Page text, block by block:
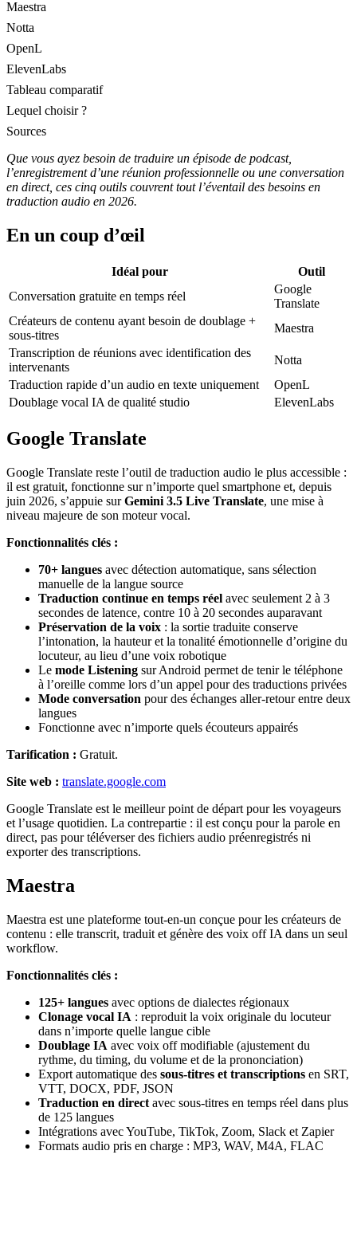
Maestra
Notta
OpenL
ElevenLabs
Tableau comparatif
Lequel choisir ?
Sources
Que vous ayez besoin de traduire un épisode de podcast,
l’enregistrement d’une réunion professionnelle ou une conversation
en direct, ces cinq outils couvrent tout l’éventail des besoins en
traduction audio en 2026.
En un coup d’œil
Idéal pour
Outil
Conversation gratuite en temps réel
Google
Translate
Créateurs de contenu ayant besoin de doublage +
sous-titres
Maestra
Transcription de réunions avec identification des
intervenants
Notta
Traduction rapide d’un audio en texte uniquement
OpenL
Doublage vocal IA de qualité studio
ElevenLabs
Google Translate
Google Translate reste l’outil de traduction audio le plus accessible :
il est gratuit, fonctionne sur n’importe quel smartphone et, depuis
juin 2026, s’appuie surGemini 3.5 Live Translate, une mise à
niveau majeure de son moteur vocal.
Fonctionnalités clés :
70+ langues avec détection automatique, sans sélection
manuelle de la langue source
Traduction continue en temps réel avec seulement 2 à 3
secondes de latence, contre 10 à 20 secondes auparavant
Préservation de la voix : la sortie traduite conserve
l’intonation, la hauteur et la tonalité émotionnelle d’origine du
locuteur, au lieu d’une voix robotique
Le mode Listening sur Android permet de tenir le téléphone
à l’oreille comme lors d’un appel pour des traductions privées
Mode conversation pour des échanges aller-retour entre deux
langues
Fonctionne avec n’importe quels écouteurs appairés
Tarification : Gratuit.
Site web : translate.google.com
Google Translate est le meilleur point de départ pour les voyageurs
et l’usage quotidien. La contrepartie : il est conçu pour la parole en
direct, pas pour téléverser des fichiers audio préenregistrés ni
exporter des transcriptions.
Maestra
Maestra est une plateforme tout-en-un conçue pour les créateurs de
contenu : elle transcrit, traduit et génère des voix off IA dans un seul
workflow.
Fonctionnalités clés :
125+ langues avec options de dialectes régionaux
Clonage vocal IA : reproduit la voix originale du locuteur
dans n’importe quelle langue cible
Doublage IA avec voix off modifiable (ajustement du
rythme, du timing, du volume et de la prononciation)
Export automatique des sous-titres et transcriptions en SRT,
VTT, DOCX, PDF, JSON
Traduction en direct avec sous-titres en temps réel dans plus
de 125 langues
Intégrations avec YouTube, TikTok, Zoom, Slack et Zapier
Formats audio pris en charge : MP3, WAV, M4A, FLAC